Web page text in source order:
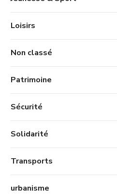
Loisirs
Non classé
Patrimoine
Sécurité
Solidarité
Transports
urbanisme